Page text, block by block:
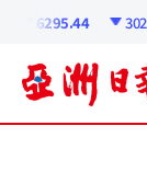
6295.44